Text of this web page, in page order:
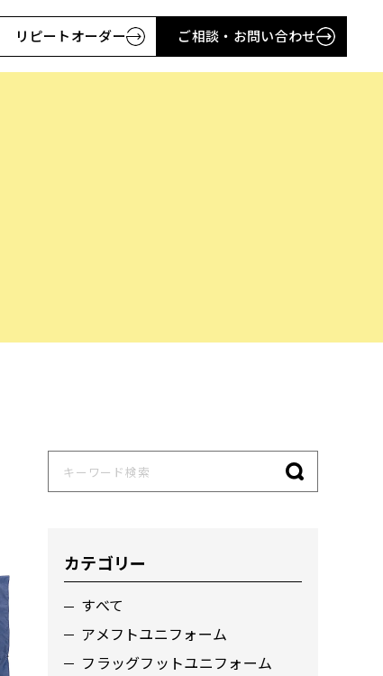
リピートオーダー ご相談・お問い合わせ
カテゴリー
すべて
アメフトユニフォーム
フラッグフットユニフォーム